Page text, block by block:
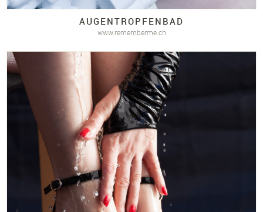
AUGENTROPFENBAD
www.rememberme.ch